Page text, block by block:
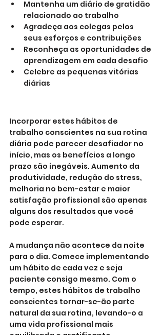
Mantenha um diário de gratidão
relacionado ao trabalho
Agradeça aos colegas pelos
seus esforços e contribuições
Reconheça as oportunidades de
aprendizagem em cada desafio
Celebre as pequenas vitórias
diárias
Incorporar estes hábitos de
trabalho conscientes na sua rotina
diária pode parecer desafiador no
início, mas os benefícios a longo
prazo são inegáveis. Aumento da
produtividade, redução do stress,
melhoria no bem-estar e maior
satisfação profissional são apenas
alguns dos resultados que você
pode esperar.
A mudança não acontece da noite
para o dia. Comece implementando
um hábito de cada vez e seja
paciente consigo mesmo. Com o
tempo, estes hábitos de trabalho
conscientes tornar-se-ão parte
natural da sua rotina, levando-o a
uma vida profissional mais